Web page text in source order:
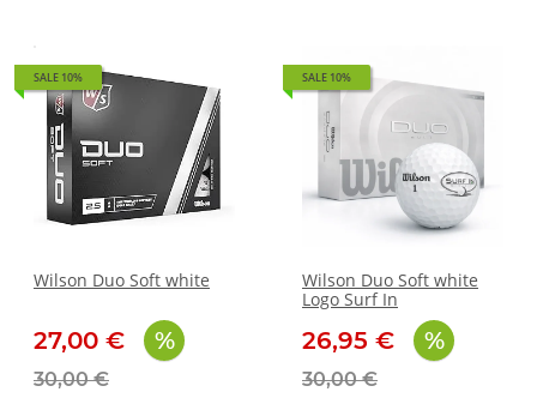
SALE 10%
Wilson Duo Soft white
27,00 €
30,00 €
SALE 10%
Wilson Duo Soft white
Logo Surf In
26,95 €
30,00 €